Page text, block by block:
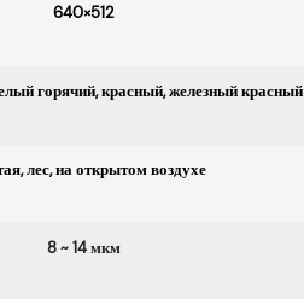
640×512
горячий, красный, железный красный
лес, на открытом воздухе
8 ~ 14 мкм